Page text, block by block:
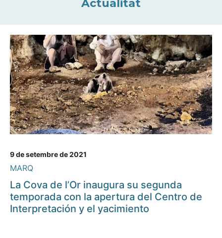
Actualitat
9 de setembre de 2021
MARQ
La Cova de l’Or inaugura su segunda
temporada con la apertura del Centro de
Interpretación y el yacimiento